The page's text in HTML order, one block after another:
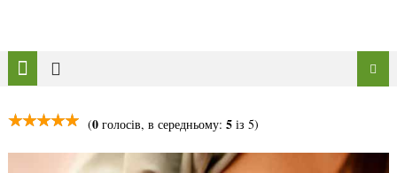
(0голосів, в середньому: 5із 5)